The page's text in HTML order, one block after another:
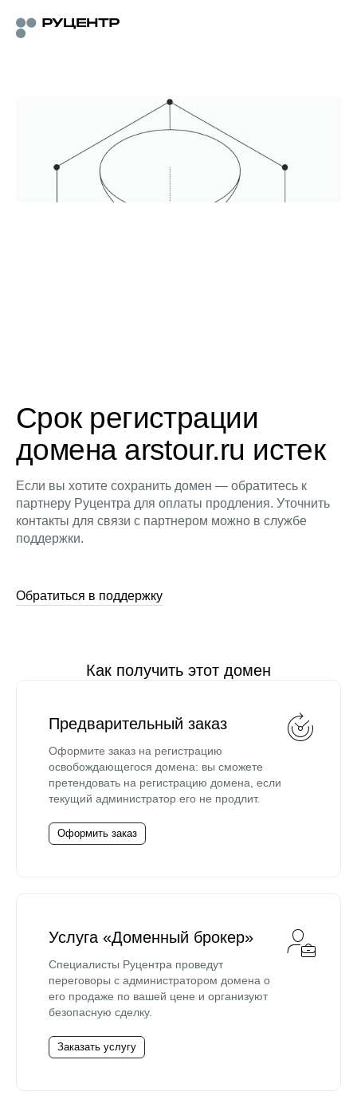
Срок регистрации
домена arstour.ru истек
Если вы хотите сохранить домен — обратитесь к
партнеру Руцентра для оплаты продления. Уточнить
контакты для связи с партнером можно в службе
поддержки.
Обратиться в поддержку
Как получить этот домен
Предварительный заказ
Оформите заказ на регистрацию
освобождающегося домена: вы сможете
претендовать на регистрацию домена, если
текущий администратор его не продлит.
Оформить заказ
Услуга «Доменный брокер»
Специалисты Руцентра проведут
переговоры с администратором домена о
его продаже по вашей цене и организуют
безопасную сделку.
Заказать услугу